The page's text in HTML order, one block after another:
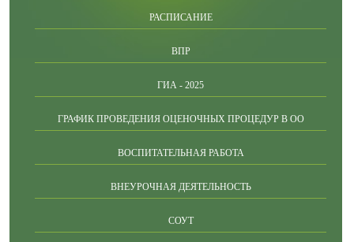
РАСПИСАНИЕ
ВПР
ГИА - 2025
ГРАФИК ПРОВЕДЕНИЯ ОЦЕНОЧНЫХ ПРОЦЕДУР В ОО
ВОСПИТАТЕЛЬНАЯ РАБОТА
ВНЕУРОЧНАЯ ДЕЯТЕЛЬНОСТЬ
СОУТ